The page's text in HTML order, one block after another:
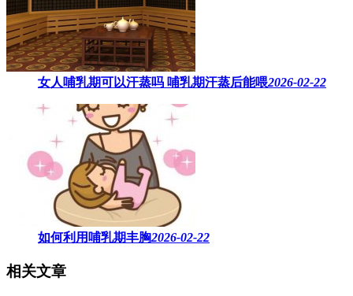
女人哺乳期可以汗蒸吗 ​哺乳期汗蒸后能喂2026-02-22
如何利用哺乳期丰胸2026-02-22
相关文章